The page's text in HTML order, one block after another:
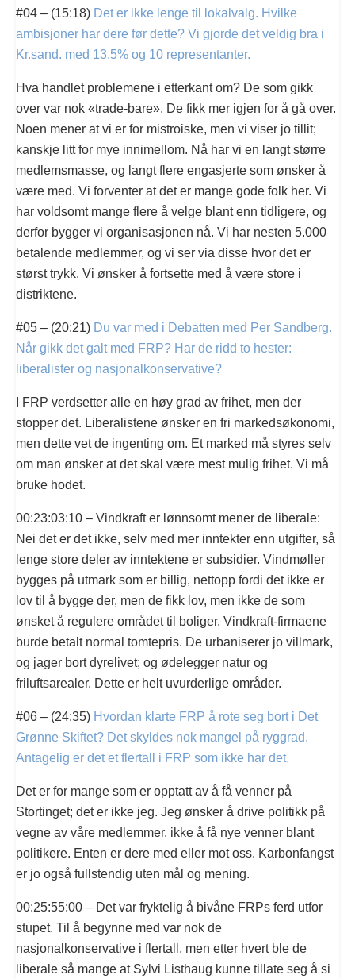
#04 – (15:18) Det er ikke lenge til lokalvalg. Hvilke
ambisjoner har dere før dette? Vi gjorde det veldig bra i
Kr.sand. med 13,5% og 10 representanter.
Hva handlet problemene i etterkant om? De som gikk
over var nok «trade-bare». De fikk mer igjen for å gå over.
Noen mener at vi er for mistroiske, men vi viser jo tillit;
kanskje litt for mye innimellom. Nå har vi en langt større
medlemsmasse, og langt flere engasjerte som ønsker å
være med. Vi forventer at det er mange gode folk her. Vi
har voldsomt mange flere å velge blant enn tidligere, og
derfor bygger vi organisasjonen nå. Vi har nesten 5.000
betalende medlemmer, og vi ser via disse hvor det er
størst trykk. Vi ønsker å fortsette med å være store i
distriktene.
#05 – (20:21) Du var med i Debatten med Per Sandberg.
Når gikk det galt med FRP? Har de ridd to hester:
liberalister og nasjonalkonservative?
I FRP verdsetter alle en høy grad av frihet, men der
stopper det. Liberalistene ønsker en fri markedsøkonomi,
men dette vet de ingenting om. Et marked må styres selv
om man ønsker at det skal være mest mulig frihet. Vi må
bruke hodet.
00:23:03:10 – Vindkraft er lønnsomt mener de liberale:
Nei det er det ikke, selv med mer inntekter enn utgifter, så
lenge store deler av inntektene er subsidier. Vindmøller
bygges på utmark som er billig, nettopp fordi det ikke er
lov til å bygge der, men de fikk lov, men ikke de som
ønsket å regulere området til boliger. Vindkraft-firmaene
burde betalt normal tomtepris. De urbaniserer jo villmark,
og jager bort dyrelivet; og ødelegger natur og
friluftsarealer. Dette er helt uvurderlige områder.
#06 – (24:35) Hvordan klarte FRP å rote seg bort i Det
Grønne Skiftet? Det skyldes nok mangel på ryggrad.
Antagelig er det et flertall i FRP som ikke har det.
Det er for mange som er opptatt av å få venner på
Stortinget; det er ikke jeg. Jeg ønsker å drive politikk på
vegne av våre medlemmer, ikke å få nye venner blant
politikere. Enten er dere med eller mot oss. Karbonfangst
er jo også fullstendig uten mål og mening.
00:25:55:00 – Det var fryktelig å bivåne FRPs ferd utfor
stupet. Til å begynne med var nok de
nasjonalkonservative i flertall, men etter hvert ble de
liberale så mange at Sylvi Listhaug kunne tillate seg å si